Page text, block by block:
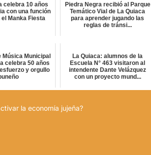
celebra 10 años
con una función
el Manka Fiesta
Piedra Negra recibió al Parque
Temático Vial de La Quiaca
para aprender jugando las
reglas de tránsi...
Música Municipal
celebra 50 años
y orgullo
La Quiaca: alumnos de la
Escuela N° 463 visitaron al
intendente Dante Velázquez
con un proyecto mund...
la economía jujeña?